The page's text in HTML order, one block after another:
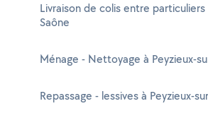
Livraison de colis entre particuliers
Saône
Ménage - Nettoyage à Peyzieux-
Repassage - lessives à Peyzieux-